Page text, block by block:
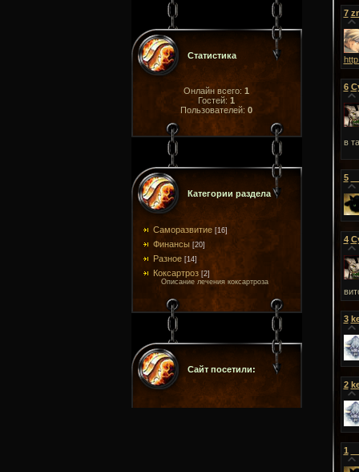
Статистика
Онлайн всего: 1
Гостей: 1
Пользователей: 0
Категории раздела
Саморазвитие [16]
Финансы [20]
Разное [14]
Коксартроз [2]
Описание лечения коксартроза
Сайт посетили:
7
6
в
5
4
3
2
1